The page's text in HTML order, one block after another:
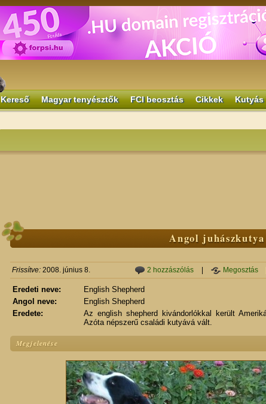
Kereső Magyar tenyésztők FCI beosztás Cikkek Kutyás
Angol juhászkutya
Frissítve: 2008. június 8. 2 hozzászólás Megosztás
Eredeti neve:
English Shepherd
Angol neve:
English Shepherd
Eredete:
Az english shepherd kivándorlókkal került
Azóta népszerű családi kutyává vált.
Megjelenése